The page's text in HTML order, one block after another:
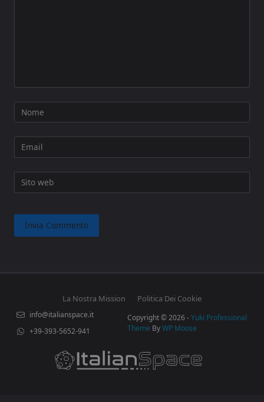
Nome
Email
Sito web
La Nostra Mission Politica Dei Cookie
info@italianspace.it
+39-393-5652-941
Copyright © 2026 -Yuki Professional
Theme ByWP Moose